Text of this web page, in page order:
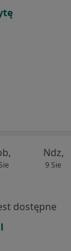
Ndz,
9 Sie
dostępne